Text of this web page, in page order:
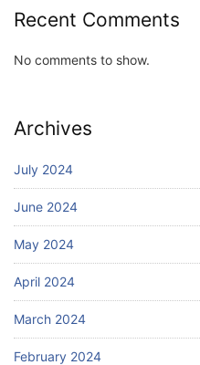
Recent Comments
No comments to show.
Archives
July 2024
June 2024
May 2024
April 2024
March 2024
February 2024